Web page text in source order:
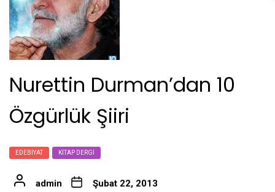
Nurettin Durman’dan 10
Özgürlük Şiiri
EDEBIYAT KITAP DERGI
admin Şubat 22, 2013